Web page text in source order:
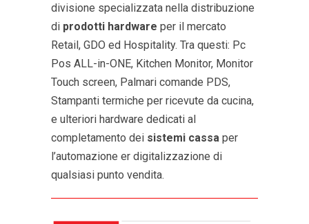
divisione specializzata nella distribuzione
di prodotti hardware per il mercato
Retail, GDO ed Hospitality. Tra questi: Pc
Pos ALL-in-ONE, Kitchen Monitor, Monitor
Touch screen, Palmari comande PDS,
Stampanti termiche per ricevute da cucina,
e ulteriori hardware dedicati al
completamento dei sistemi cassa per
l’automazione er digitalizzazione di
qualsiasi punto vendita.